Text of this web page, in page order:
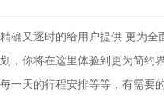
确又逐时的给用户提供 更为
，你将在这里体验到更为简约
一天的行程安排等等，有需要